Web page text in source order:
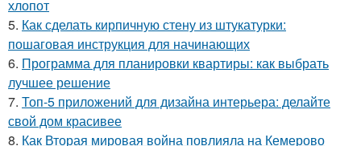
хлопот
5. Как сделать кирпичную стену из штукатурки:
пошаговая инструкция для начинающих
6. Программа для планировки квартиры: как выбрать
лучшее решение
7. Топ-5 приложений для дизайна интерьера: делайте
свой дом красивее
8. Как Вторая мировая война повлияла на Кемерово